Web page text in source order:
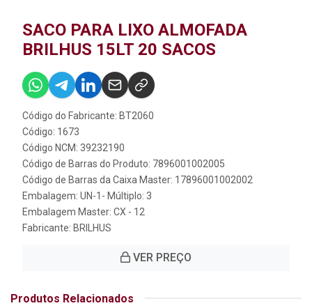
SACO PARA LIXO ALMOFADA
BRILHUS 15LT 20 SACOS
Código do Fabricante: BT2060
Código: 1673
Código NCM: 39232190
Código de Barras do Produto: 7896001002005
Código de Barras da Caixa Master: 17896001002002
Embalagem: UN-1- Múltiplo: 3
Embalagem Master: CX - 12
Fabricante: BRILHUS
VER PREÇO
Produtos Relacionados